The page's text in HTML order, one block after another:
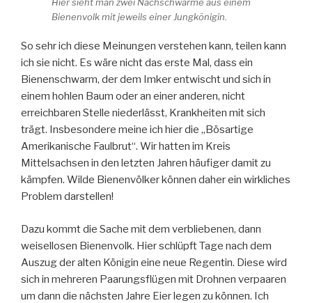
Bienenvolk mit jeweils einer Jungkönigin.
So sehr ich diese Meinungen verstehen kann, teilen kann
ich sie nicht. Es wäre nicht das erste Mal, dass ein
Bienenschwarm, der dem Imker entwischt und sich in
einem hohlen Baum oder an einer anderen, nicht
erreichbaren Stelle niederlässt, Krankheiten mit sich
trägt. Insbesondere meine ich hier die „Bösartige
Amerikanische Faulbrut“. Wir hatten im Kreis
Mittelsachsen in den letzten Jahren häufiger damit zu
kämpfen. Wilde Bienenvölker können daher ein wirkliches
Problem darstellen!
Dazu kommt die Sache mit dem verbliebenen, dann
weisellosen Bienenvolk. Hier schlüpft Tage nach dem
Auszug der alten Königin eine neue Regentin. Diese wird
sich in mehreren Paarungsflügen mit Drohnen verpaaren
um dann die nächsten Jahre Eier legen zu können. Ich